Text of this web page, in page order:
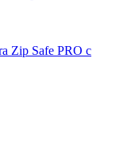
Zip Safe PRO с